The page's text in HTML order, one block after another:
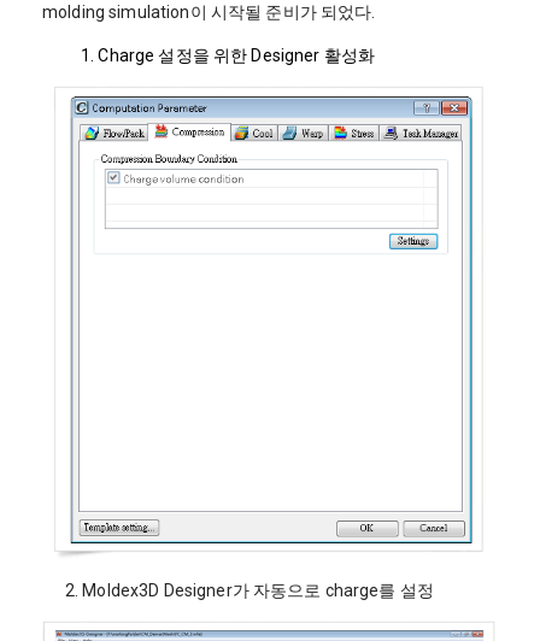
molding simulation이 시작될 준비가 되었다.
1. Charge 설정을 위한 Designer 활성화
2. Moldex3D Designer가 자동으로 charge를 설정